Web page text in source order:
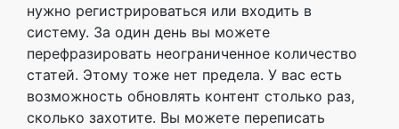
нужно регистрироваться или входить в
систему. За один день вы можете
перефразировать неограниченное количество
статей. Этому тоже нет предела. У вас есть
возможность обновлять контент столько раз,
сколько захотите. Вы можете переписать